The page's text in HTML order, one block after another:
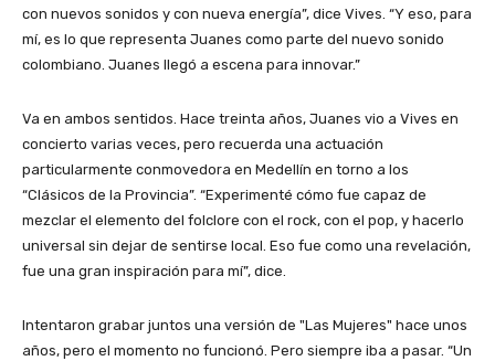
con nuevos sonidos y con nueva energía”, dice Vives. “Y eso, para
mí, es lo que representa Juanes como parte del nuevo sonido
colombiano. Juanes llegó a escena para innovar.”
Va en ambos sentidos. Hace treinta años, Juanes vio a Vives en
concierto varias veces, pero recuerda una actuación
particularmente conmovedora en Medellín en torno a los
“Clásicos de la Provincia”. “Experimenté cómo fue capaz de
mezclar el elemento del folclore con el rock, con el pop, y hacerlo
universal sin dejar de sentirse local. Eso fue como una revelación,
fue una gran inspiración para mí”, dice.
Intentaron grabar juntos una versión de "Las Mujeres" hace unos
años, pero el momento no funcionó. Pero siempre iba a pasar. “Un